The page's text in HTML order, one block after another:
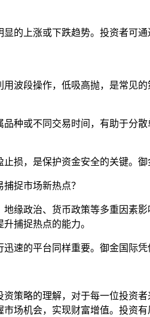
显的上涨或下跌趋势。投资者可
波段操作，低吸高抛，是常见
种或不同交易时间，有助于分
损，是保护资金安全的关键。
捉市场新热点？
地缘政治、货币政策等多重因素
捕捉热点的能力。
速的平台同样重要。御金国际
资策略的理解，对于每一位投资
场机会，实现财富增值。投资